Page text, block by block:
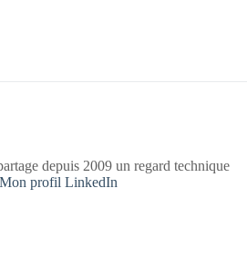
depuis 2009 un regard technique
Mon profil LinkedIn